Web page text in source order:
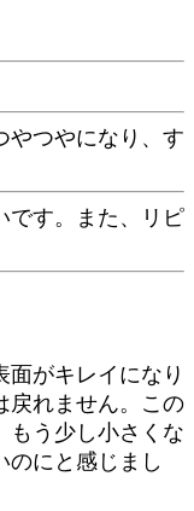
やつやになり、す
です。また、リピ
がキレイになり
戻れません。この
もう少し小さくな
のにと感じまし